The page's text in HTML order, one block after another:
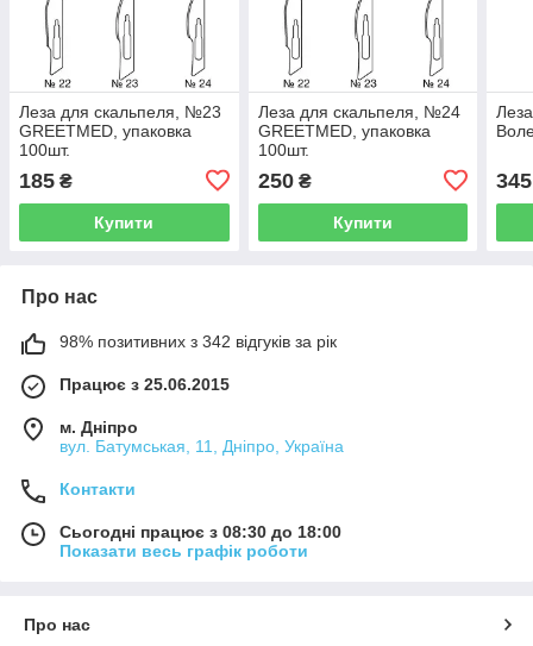
Леза для скальпеля, №23
GREETMED, упаковка
100шт.
185 ₴
Купити
Леза для скальпеля, №24
GREETMED, упаковка
100шт.
250₴
Купити
345
Про нас
98% позитивних з 342 відгуків за рік
Працює з 25.06.2015
м. Дніпро
вул. Батумськая, 11, Дніпро, Україна
Контакти
Сьогодні працює з 08:30 до 18:00
Показати весь графік роботи
Про нас